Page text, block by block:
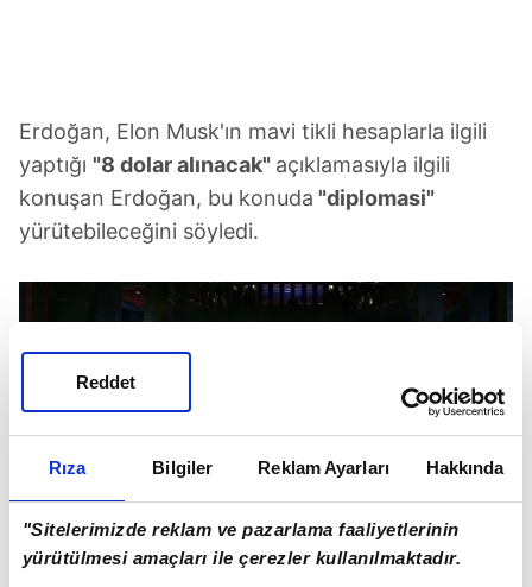
Rıza Bilgiler Reklam Ayarları Hakkında
"Sitelerimizde reklam ve pazarlama faaliyetlerinin
yürütülmesi amaçları ile çerezler kullanılmaktadır.
Reddet
Erdoğan, Elon Musk'ın mavi tikli hesaplarla ilgili
yaptığı "8 dolar alınacak" açıklamasıyla ilgili
konuşan Erdoğan, bu konuda "diplomasi"
yürütebileceğini söyledi.